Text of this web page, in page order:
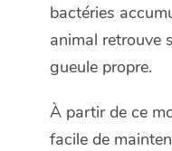
bactéries
animal retrouve
gueule propre.
À partir de ce
facile de